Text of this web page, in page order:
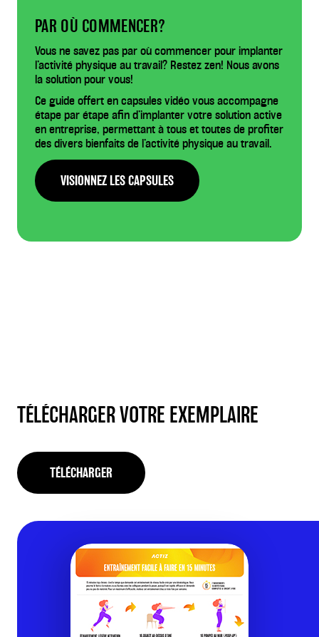
PAR OÙ COMMENCER?
Vous ne savez pas par où commencer pour implanter
l’activité physique au travail? Restez zen! Nous avons
la solution pour vous!
Ce guide offert en capsules vidéo vous accompagne
étape par étape afin d’implanter votre solution active
en entreprise, permettant à tous et toutes de profiter
des divers bienfaits de l’activité physique au travail.
VISIONNEZ LES CAPSULES
TÉLÉCHARGER VOTRE EXEMPLAIRE
TÉLÉCHARGER